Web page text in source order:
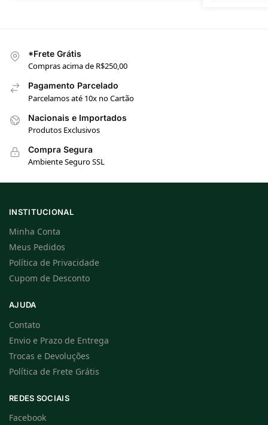
*Frete Grátis
Compras acima de R$250,00
Pagamento Parcelado
Parcelamos até 10x no Cartão
Nacionais e Importados
Produtos Exclusivos
Compra Segura
Ambiente Seguro SSL
INSTITUCIONAL
Minha Conta
Meus Pedidos
Política de Privacidade
Cupom de Desconto
AJUDA
Contato
Envio e Prazo de Entrega
Trocas e Devoluções
Política de Frete Grátis
REDES SOCIAIS
Facebook